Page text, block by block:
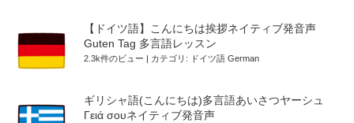
【ドイツ語】こんにちは挨拶ネイティブ発音声
Guten Tag 多言語レッスン
2.3k件のビュー カテゴリ: ドイツ語 German
ギリシャ語(こんにちは)多言語あいさつヤーシュ
Γειά σουネイティブ発音声